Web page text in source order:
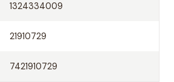
1324334009
21910729
7421910729